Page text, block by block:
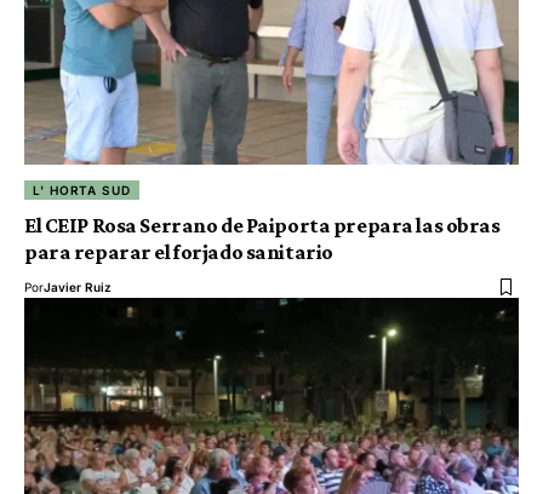
L' HORTA SUD
El CEIP Rosa Serrano de Paiporta prepara las obras
para reparar el forjado sanitario
PorJavier Ruiz